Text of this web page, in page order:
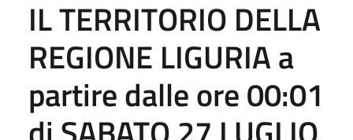
IL TERRITORIO DELLA
REGIONE LIGURIA a
partire dalle ore 00:01